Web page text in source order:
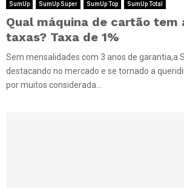
SumUp SumUp Super SumUp Top SumUp Total
Qual máquina de cartão tem
taxas? Taxa de 1%
Sem mensalidades com 3 anos de garantia,a
destacando no mercado e se tornado a
por muitos considerada...